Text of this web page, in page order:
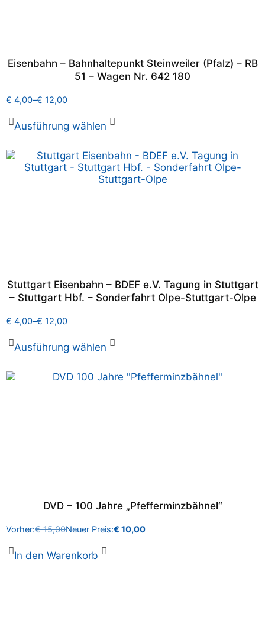
Eisenbahn – Bahnhaltepunkt Steinweiler (Pfalz) – RB
51 – Wagen Nr. 642 180
€ 4,00–€ 12,00
Ausführung wählen
Stuttgart Eisenbahn – BDEF e.V. Tagung in Stuttgart
– Stuttgart Hbf. – Sonderfahrt Olpe-Stuttgart-Olpe
€ 4,00–€ 12,00
Ausführung wählen
DVD – 100 Jahre „Pfefferminzbähnel“
Vorher:€15,00Neuer Preis:€ 10,00
In den Warenkorb